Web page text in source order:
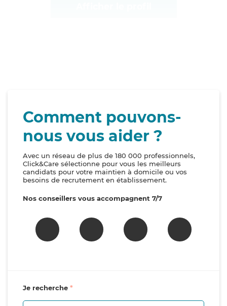
Comment pouvons-
nous vous aider ?
Avec un réseau de plus de 180 000 professionnels,
Click&Care sélectionne pour vous les meilleurs
candidats pour votre maintien à domicile ou vos
besoins de recrutement en établissement.
Nos conseillers vous accompagnent 7/7
Je recherche